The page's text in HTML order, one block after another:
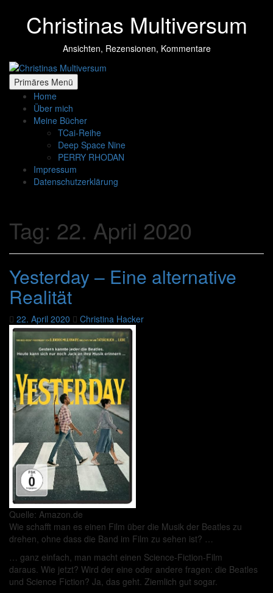
springenChristinas Multiversum
Ansichten, Rezensionen, Kommentare
Primäres Menü
Home
Über mich
Meine Bücher
TCai-Reihe
Deep Space Nine
PERRY RHODAN
Impressum
Datenschutzerklärung
Tag: 22. April 2020
Yesterday – Eine alternative
Realität
22. April 2020 Christina Hacker
Quelle: Amazon.de
Wie schafft man es einen Film über die Musik der Beatles zu
drehen, ohne dass die Band im Film zu sehen ist? …
… ganz einfach, man macht einen Science-Fiction-Film
daraus. Wie jetzt? Wird der eine oder andere fragen: die Beatles
und Science Fiction? Ja, das geht. Ziemlich gut sogar.